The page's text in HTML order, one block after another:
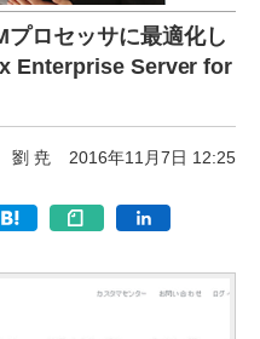
ロセッサに最適化し
Enterprise Server for
劉 尭 2016年11月7日 12:25